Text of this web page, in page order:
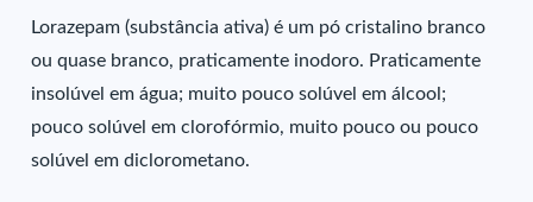
Lorazepam (substância ativa) é um pó cristalino branco
ou quase branco, praticamente inodoro. Praticamente
insolúvel em água; muito pouco solúvel em álcool;
pouco solúvel em clorofórmio, muito pouco ou pouco
solúvel em diclorometano.